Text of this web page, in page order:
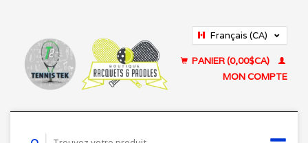
Français (CA)
PANIER (0,00$CA)
MON COMPTE